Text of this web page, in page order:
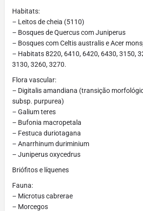
Habitats:
– Leitos de cheia (5110)
– Bosques de Quercus com Juniperus
– Bosques com Celtis australis e Acer
– Habitats 8220, 6410, 6420, 6430, 3150,
3130, 3260, 3270.
Flora vascular:
– Digitalis amandiana (transição
subsp. purpurea)
– Galium teres
– Bufonia macropetala
– Festuca duriotagana
– Anarrhinum duriminium
– Juniperus oxycedrus
Briófitos e líquenes
Fauna:
– Microtus cabrerae
– Morcegos